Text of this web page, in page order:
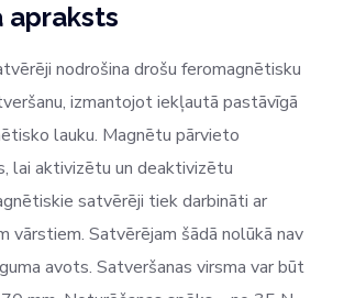
apraksts
nodrošina drošu feromagnētisku
izmantojot iekļautā pastāvīgā
lauku. Magnētu pārvieto
lai aktivizētu un deaktivizētu
satvērēji tiek darbināti ar
vārstiem. Satvērējam šādā nolūkā nav
avots. Satveršanas virsma var būt